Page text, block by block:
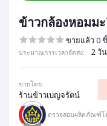
ข้าวกล้องหอมม
ขายแล้ว 0
ประมาณการเวลาจัดส่ง: 2 วัน
ขายโดย:
ร้านข้าวเบญจรัตน์
ตรวจสอบผลิตภัณฑ์โ